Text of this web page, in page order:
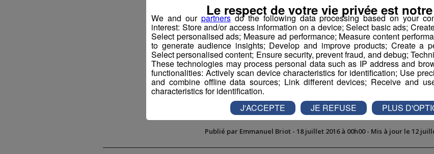
Partager sur Facebook Partager
Chaudronnier(e)
Publié par Emmanuel Briot- 18 juillet 2016 à 00h00- Mis à jour le 12
We and our partnersdo the following data processing based on your
interest: Store and/or access information on a device; Select basic ads;
Select personalised ads; Measure ad performance; Measure content
to generate audience insights; Develop and improve products; Create a
Select personalised content; Ensure security, prevent fraud, and debug;
These technologies may process personal data such as IP address and
functionalities: Actively scan device characteristics for identification; Use
and combine offline data sources; Link different devices; Receive and
characteristics for identification.
Le respect de votre vie privée est
J'ACCEPTE JE REFUSE PLUS